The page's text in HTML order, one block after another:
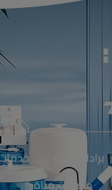
برادات مياة
مضخات مياة